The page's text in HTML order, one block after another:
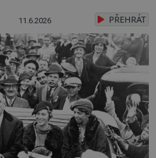
11.6.2026 PŘEHRÁT